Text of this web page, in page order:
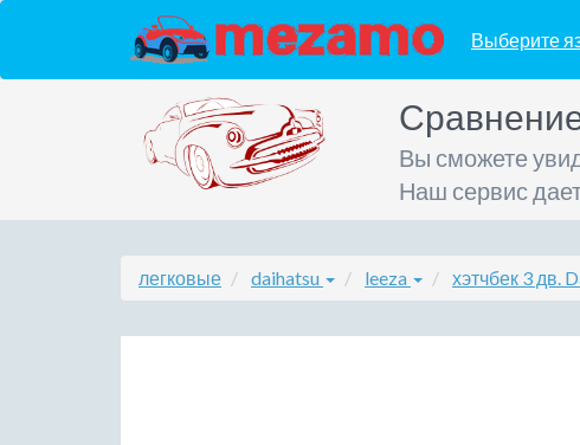
Выберите
Вы сможете
Наш сервис
легковые daihatsu leeza хэтчбек 3 дв.